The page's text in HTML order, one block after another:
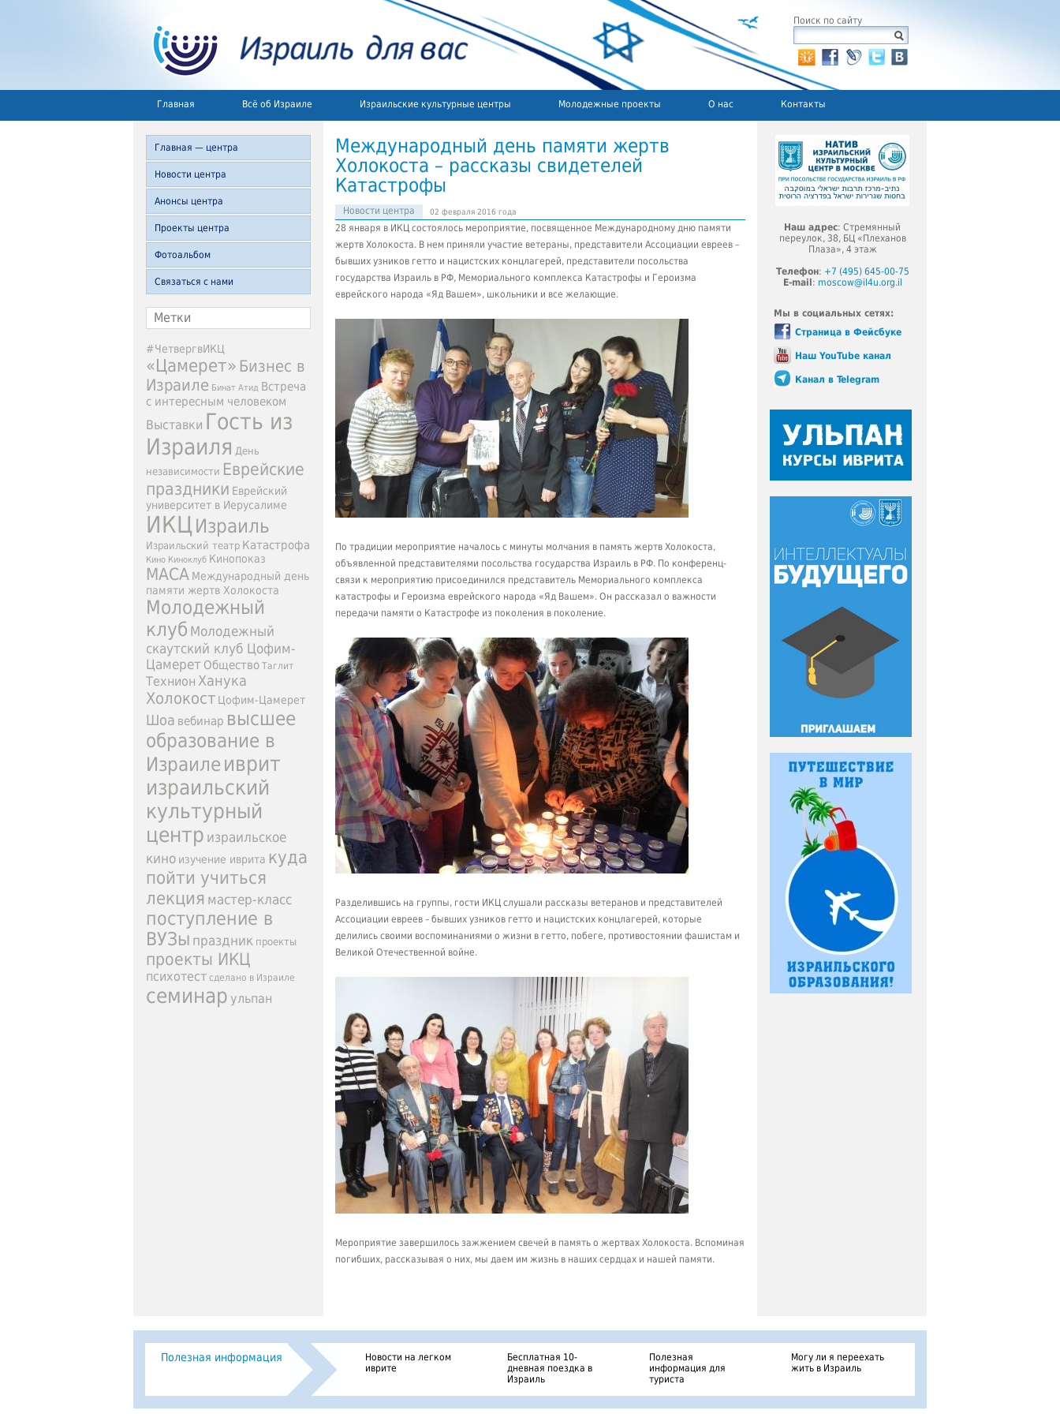
Поиск по сайту
Главная Всё об Израиле Израильские культурные центры Молодежные проекты О нас Контакты
Главная — центра
Новости центра
Анонсы центра
Проекты центра
Фотоальбом
Связаться с нами
Метки
#ЧетвергвИКЦ
«Цамерет» Бизнес в
Израиле Бинат Атид Встреча
с интересным человеком
Выставки Гость из
Израиля День
независимости Еврейские
праздники Еврейский
университет в Иерусалиме
ИКЦ Израиль
Израильский театр Катастрофа
Кино Киноклуб Кинопоказ
МАСА Международный день
памяти жертв Холокоста
Молодежный
клуб Молодежный
скаутский клуб Цофим-
Цамерет Общество Таглит
Технион Ханука
Холокост Цофим-Цамерет
Шоа вебинар высшее
образование в
Израиле иврит
израильский
культурный
центр израильское
кино изучение иврита куда
пойти учиться
лекция мастер-класс
поступление в
ВУЗы праздник проекты
проекты ИКЦ
психотест сделано в Израиле
семинар ульпан
Международный день памяти жертв
Холокоста – рассказы свидетелей
Катастрофы
Новости центра 02 февраля 2016 года
28 января в ИКЦ состоялось мероприятие, посвященное Международному дню памяти
жертв Холокоста. В нем приняли участие ветераны, представители Ассоциации евреев –
бывших узников гетто и нацистских концлагерей, представители посольства
государства Израиль в РФ, Мемориального комплекса Катастрофы и Героизма
еврейского народа «Яд Вашем», школьники и все желающие.
По традиции мероприятие началось с минуты молчания в память жертв Холокоста,
объявленной представителями посольства государства Израиль в РФ. По конференц-
связи к мероприятию присоединился представитель Мемориального комплекса
катастрофы и Героизма еврейского народа «Яд Вашем». Он рассказал о важности
передачи памяти о Катастрофе из поколения в поколение.
Разделившись на группы, гости ИКЦ слушали рассказы ветеранов и представителей
Ассоциации евреев – бывших узников гетто и нацистских концлагерей, которые
делились своими воспоминаниями о жизни в гетто, побеге, противостоянии фашистам и
Великой Отечественной войне.
Мероприятие завершилось зажжением свечей в память о жертвах Холокоста. Вспоминая
погибших, рассказывая о них, мы даем им жизнь в наших сердцах и нашей памяти.
Наш адрес: Стремянный
переулок, 38, БЦ «Плеханов
Плаза», 4 этаж
Телефон: +7 (495) 645-00-75
E-mail : moscow@il4u.org.il
Мы в социальных сетях:
Страница в Фейсбуке
Наш YouTube канал
Канал в Telegram
Полезная информация
Новости на легком
иврите
Бесплатная 10-
дневная поездка в
Израиль
Полезная
информация для
туриста
Могу ли я переехать
жить в Израиль